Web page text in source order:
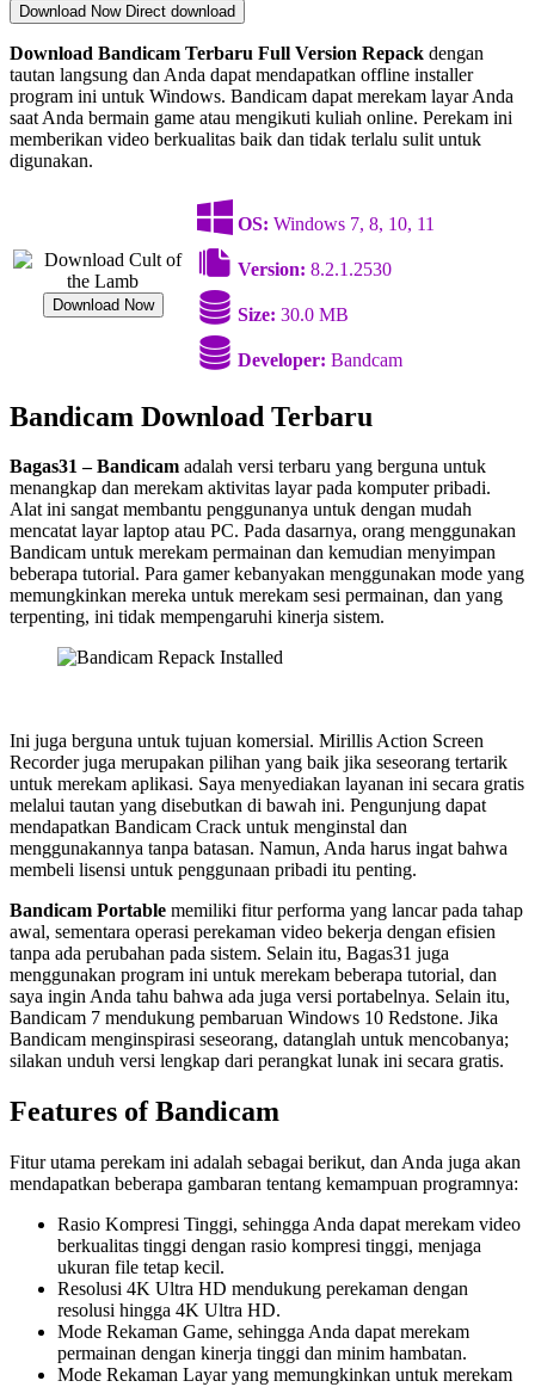
Download Now Direct download
Download Bandicam Terbaru Full Version Repack dengan
tautan langsung dan Anda dapat mendapatkan offline installer
program ini untuk Windows. Bandicam dapat merekam layar Anda
saat Anda bermain game atau mengikuti kuliah online. Perekam ini
memberikan video berkualitas baik dan tidak terlalu sulit untuk
digunakan.
Download Now
OS: Windows 7, 8, 10, 11
Version: 8.2.1.2530
Size: 30.0 MB
Developer: Bandcam
Bandicam Download Terbaru
Bagas31 – Bandicam adalah versi terbaru yang berguna untuk
menangkap dan merekam aktivitas layar pada komputer pribadi.
Alat ini sangat membantu penggunanya untuk dengan mudah
mencatat layar laptop atau PC. Pada dasarnya, orang menggunakan
Bandicam untuk merekam permainan dan kemudian menyimpan
beberapa tutorial. Para gamer kebanyakan menggunakan mode yang
memungkinkan mereka untuk merekam sesi permainan, dan yang
terpenting, ini tidak mempengaruhi kinerja sistem.
Ini juga berguna untuk tujuan komersial. Mirillis Action Screen
Recorder juga merupakan pilihan yang baik jika seseorang tertarik
untuk merekam aplikasi. Saya menyediakan layanan ini secara gratis
melalui tautan yang disebutkan di bawah ini. Pengunjung dapat
mendapatkan Bandicam Crack untuk menginstal dan
menggunakannya tanpa batasan. Namun, Anda harus ingat bahwa
membeli lisensi untuk penggunaan pribadi itu penting.
Bandicam Portable memiliki fitur performa yang lancar pada tahap
awal, sementara operasi perekaman video bekerja dengan efisien
tanpa ada perubahan pada sistem. Selain itu, Bagas31 juga
menggunakan program ini untuk merekam beberapa tutorial, dan
saya ingin Anda tahu bahwa ada juga versi portabelnya. Selain itu,
Bandicam 7 mendukung pembaruan Windows 10 Redstone. Jika
Bandicam menginspirasi seseorang, datanglah untuk mencobanya;
silakan unduh versi lengkap dari perangkat lunak ini secara gratis.
Features of Bandicam
Fitur utama perekam ini adalah sebagai berikut, dan Anda juga akan
mendapatkan beberapa gambaran tentang kemampuan programnya:
Rasio Kompresi Tinggi, sehingga Anda dapat merekam video
berkualitas tinggi dengan rasio kompresi tinggi, menjaga
ukuran file tetap kecil.
Resolusi 4K Ultra HD mendukung perekaman dengan
resolusi hingga 4K Ultra HD.
Mode Rekaman Game, sehingga Anda dapat merekam
permainan dengan kinerja tinggi dan minim hambatan.
Mode Rekaman Layar yang memungkinkan untuk merekam